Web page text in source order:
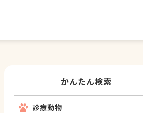
かんたん検索
診療動物